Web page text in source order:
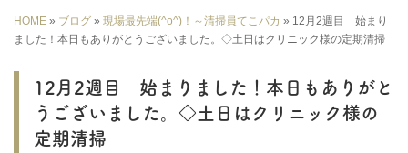
HOME » ブログ » 現場最先端(^o^)！～清掃員てこパカ » 12月2週目 始まり
ました！本日もありがとうございました。◇土日はクリニック様の定期清掃
12月2週目 始まりました！本日もありがと
うございました。◇土日はクリニック様の
定期清掃